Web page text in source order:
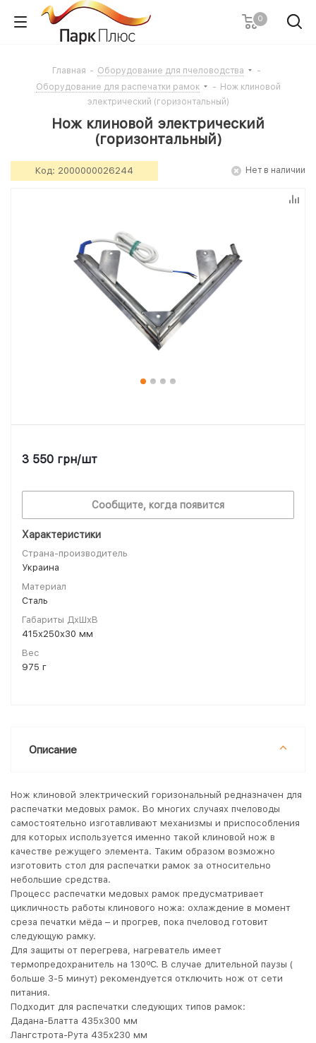
0
Главная - Оборудование для пчеловодства
-
Оборудование для распечатки рамок
- Нож клиновой
электрический (горизонтальный)
Нож клиновой электрический
(горизонтальный)
Код: 2000000026244 Нет в наличии
Характеристики
Страна-производитель
Украина
Материал
Сталь
Габариты ДхШхВ
415х250х30 мм
Вес
975 г
3 550 грн/шт
Сообщите, когда появится
Описание
Нож клиновой электрический горизональный редназначен для
распечатки медовых рамок. Во многих случаях пчеловоды
самостоятельно изготавливают механизмы и приспособления
для которых используется именно такой клиновой нож в
качестве режущего элемента. Таким образом возможно
изготовить стол для распечатки рамок за относительно
небольшие средства.
Процесс распечатки медовых рамок предусматривает
цикличность работы клинового ножа: охлаждение в момент
среза печатки мёда – и прогрев, пока пчеловод готовит
следующую рамку.
Для защиты от перегрева, нагреватель имеет
термопредохранитель на 130ºС. В случае длительной паузы (
больше 3-5 минут) рекомендуется отключить нож от сети
питания.
Подходит для распечатки следующих типов рамок:
Дадана-Блатта 435х300 мм
Лангстрота-Рута 435х230 мм